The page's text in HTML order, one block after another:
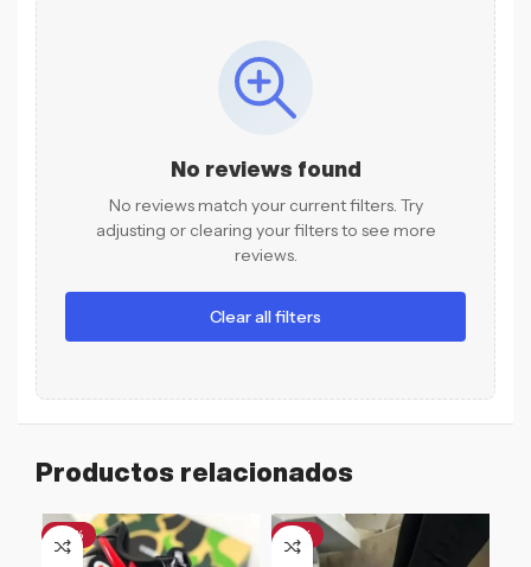
No reviews found
No reviews match your current filters. Try
adjusting or clearing your filters to see more
reviews.
Clear all filters
Productos relacionados
-61% -12%